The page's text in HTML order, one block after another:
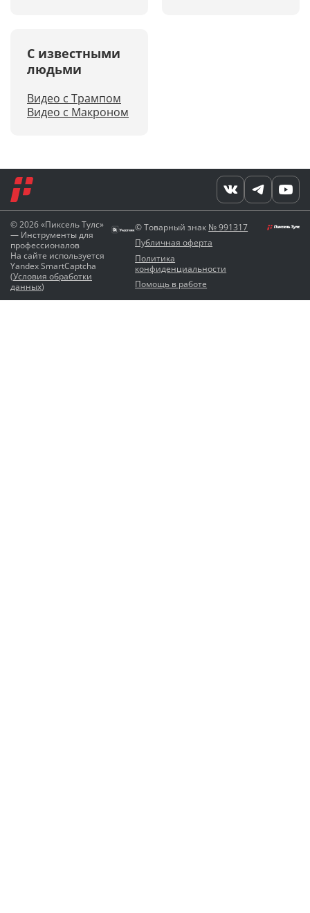
С известными
людьми
Видео с Трампом
Видео с Макроном
© 2026 «Пиксель Тулс»
— Инструменты для
профессионалов
На сайте используется
Yandex SmartCaptcha
(Условия обработки
данных)
© Товарный знак № 991317
Публичная оферта
Политика
конфиденциальности
Помощь в работе